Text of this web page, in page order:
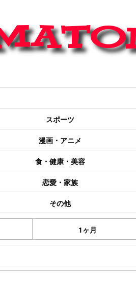
スポーツ
漫画・アニメ
食・健康・美容
恋愛・家族
その他
1ヶ月